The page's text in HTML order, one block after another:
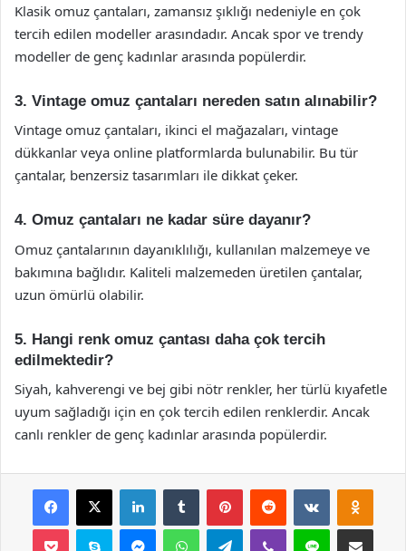
Klasik omuz çantaları, zamansız şıklığı nedeniyle en çok
tercih edilen modeller arasındadır. Ancak spor ve trendy
modeller de genç kadınlar arasında popülerdir.
3. Vintage omuz çantaları nereden satın alınabilir?
Vintage omuz çantaları, ikinci el mağazaları, vintage
dükkanlar veya online platformlarda bulunabilir. Bu tür
çantalar, benzersiz tasarımları ile dikkat çeker.
4. Omuz çantaları ne kadar süre dayanır?
Omuz çantalarının dayanıklılığı, kullanılan malzemeye ve
bakımına bağlıdır. Kaliteli malzemeden üretilen çantalar,
uzun ömürlü olabilir.
5. Hangi renk omuz çantası daha çok tercih
edilmektedir?
Siyah, kahverengi ve bej gibi nötr renkler, her türlü kıyafetle
uyum sağladığı için en çok tercih edilen renklerdir. Ancak
canlı renkler de genç kadınlar arasında popülerdir.
Facebook
X LinkedInTumblr PinterestReddit VKontakte
Pocket Skype MessengerWhatsAppTelegramViber Line E-Posta ile